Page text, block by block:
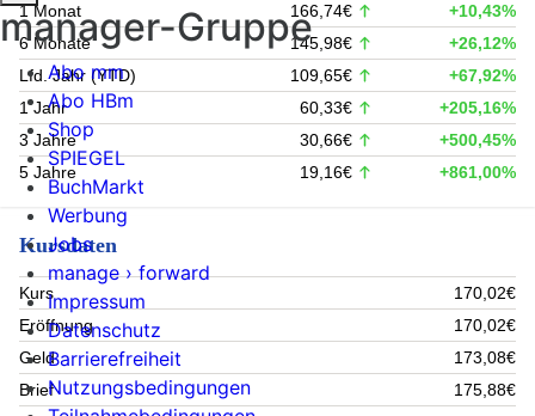
1 Monat
166,74€
+10,43%
6 Monate
145,98€
+26,12%
Lfd. Jahr (YTD)
109,65€
+67,92%
1 Jahr
60,33€
+205,16%
3 Jahre
30,66€
+500,45%
5 Jahre
19,16€ +861,00%
Kursdaten
Kurs
170,02€
Eröffnung
170,02€
Geld
173,08€
Brief
175,88€
manager-Gruppe
Abo mm
Abo HBm
Shop
SPIEGEL
BuchMarkt
Werbung
Jobs
manage › forward
Impressum
Datenschutz
Barrierefreiheit
Nutzungsbedingungen